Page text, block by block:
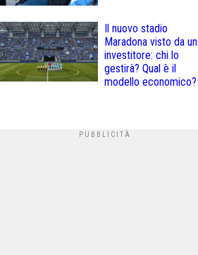
Il nuovo stadio
Maradona visto da un
investitore: chi lo
gestirà? Qual è il
modello economico?